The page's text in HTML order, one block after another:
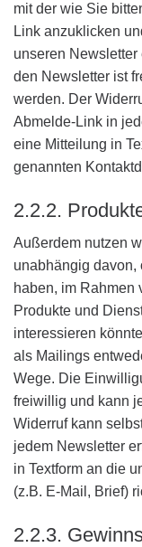
mit der wie Sie
Link anzuklicken
unseren
den Newsletter ist
werden. Der
Abmelde-Link in
eine Mitteilung in
genannten
2.2.2.
Außerdem nutzen
unabhängig
haben, im Rahmen
Produkte und
interessieren
als Mailings
Wege. Die
freiwillig und kann
Widerruf kann
jedem Newsletter
in Textform an die
(z.B. E-Mail, Brief)
2.2.3.